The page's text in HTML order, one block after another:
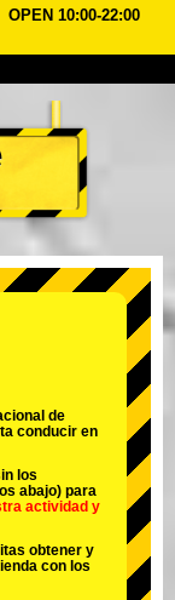
OPEN 10:00-22:00
Precios
Preguntas Frecuentes
Akihabara#1
Tokyo Bay
de
conducir en
los
abajo) para
actividad y
obtener y
con los